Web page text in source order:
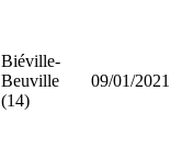
Biéville-
Beuville
(14)
09/01/2021